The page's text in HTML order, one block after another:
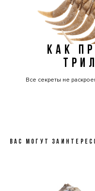
КАК
Все секреты не
ВАС МОГУТ